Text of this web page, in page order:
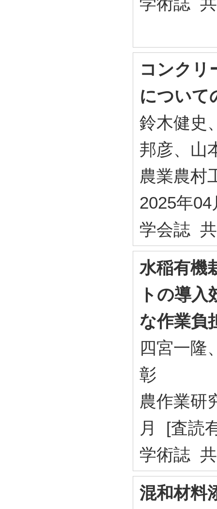
コンクリ
について
鈴木健史
邦彦、山
農業農
2025年
学会誌
水稲有機
トの導
な作業負
四宮一隆
彰
農作業
月 [査読
学術誌
混和材料